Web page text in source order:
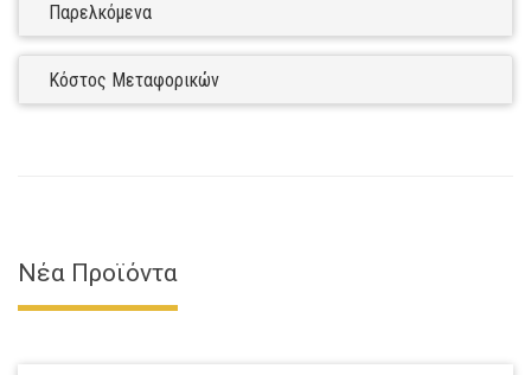
Παρελκόμενα
Κόστος Μεταφορικών
Νέα Προϊόντα